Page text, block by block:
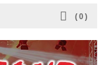
( 0 )